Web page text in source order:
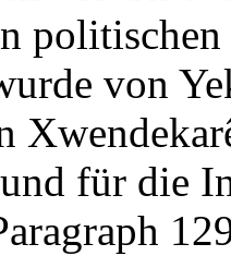
von
für die